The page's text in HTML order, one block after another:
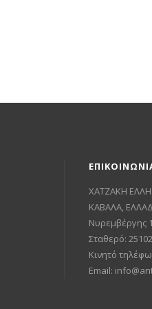
ΧΑΤΖΑΚΗ
ΚΑΒΑΛΑ,
Νυρεμβέργης
Σταθερό:
Κινητό
Email: